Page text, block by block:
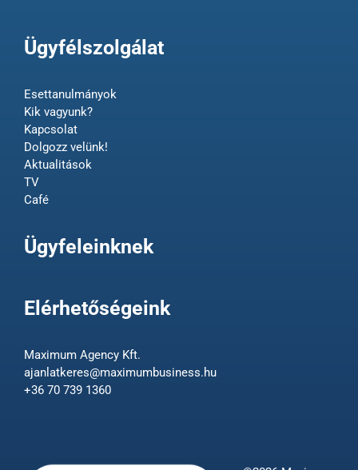
Ügyfélszolgálat
Esettanulmányok
Kik vagyunk?
Kapcsolat
Dolgozz velünk!
Aktualitások
TV
Café
Ügyfeleinknek
Elérhetőségeink
Maximum Agency Kft.
ajanlatkeres@maximumbusiness.hu
+36 70 739 1360